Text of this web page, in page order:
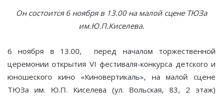
Он состоится 6 ноября в 13.00 на малой сцене ТЮЗа
им.Ю.П.Киселева.
6 ноября в 13.00, перед началом торжественной
церемонии открытия VI фестиваля-конкурса детского и
юношеского кино «Киновертикаль», на малой сцене
ТЮЗа им. Ю.П. Киселева (ул. Вольская, 83, 2 этаж)